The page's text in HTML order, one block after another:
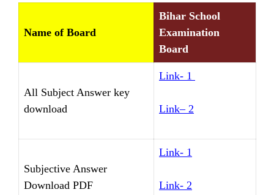
Name of Board
Bihar School
Examination
Board
All Subject Answer key
download
Link- 1
Link– 2
Subjective Answer
Download PDF
Link- 1
Link- 2